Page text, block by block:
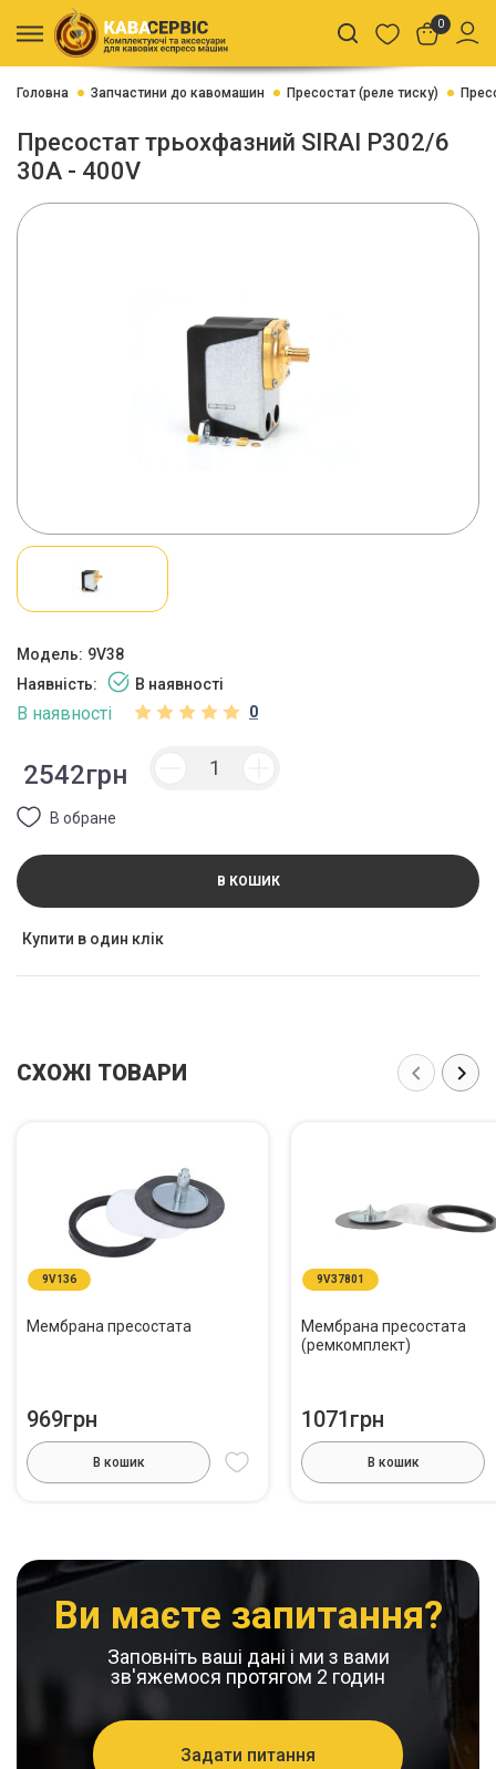
0
Головна Запчастини до кавомашин Пресостат (реле тиску)
Пресостат трьохфазний SIRAI P302/6
30A - 400V
Модель: 9V38
Наявність:
В наявності
В наявності 0
2542грн
В обране
В КОШИК
Купити в один клік
СХОЖІ ТОВАРИ
9V136
Мембрана пресостата
969грн
В кошик
9V37801
Мембрана пресостата
(ремкомплект)
1071грн
В кошик
Ви маєте запитання?
Заповніть ваші дані і ми з вами
зв'яжемося протягом 2 годин
Задати питання